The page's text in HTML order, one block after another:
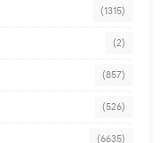
(1315)
(2)
(857)
(526)
(6635)